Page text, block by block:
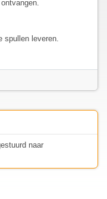
spullen leveren.
naar